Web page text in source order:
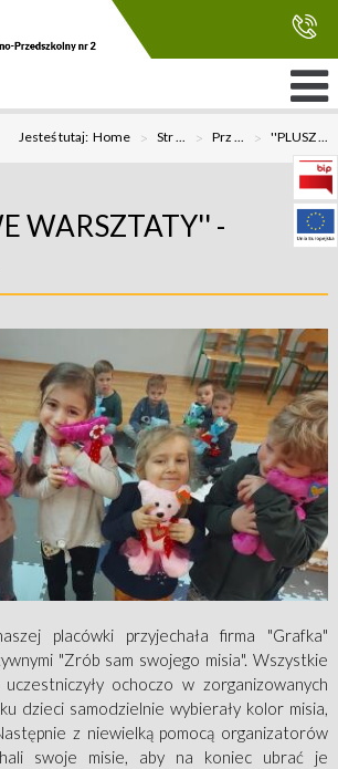
Jesteś tutaj:Home > Str ... > Prz ... > ''PLUSZ ...
WARSZTATY'' -
placówki przyjechała firma "Grafka"
"Zrób sam swojego misia". Wszystkie
ochoczo w zorganizowanych
dzieci samodzielnie wybierały kolor misia,
z niewielką pomocą organizatorów
swoje misie, aby na koniec ubrać je